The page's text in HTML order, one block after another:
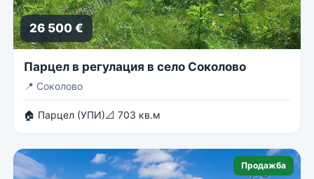
26 500 €
Парцел в регулация в село Соколово
📍 Соколово
🏠 Парцел (УПИ)📐 703 кв.м
Продажба